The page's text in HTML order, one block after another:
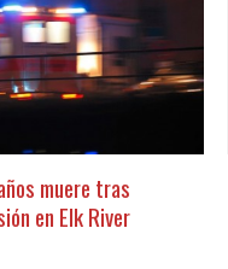
muere tras
en Elk River